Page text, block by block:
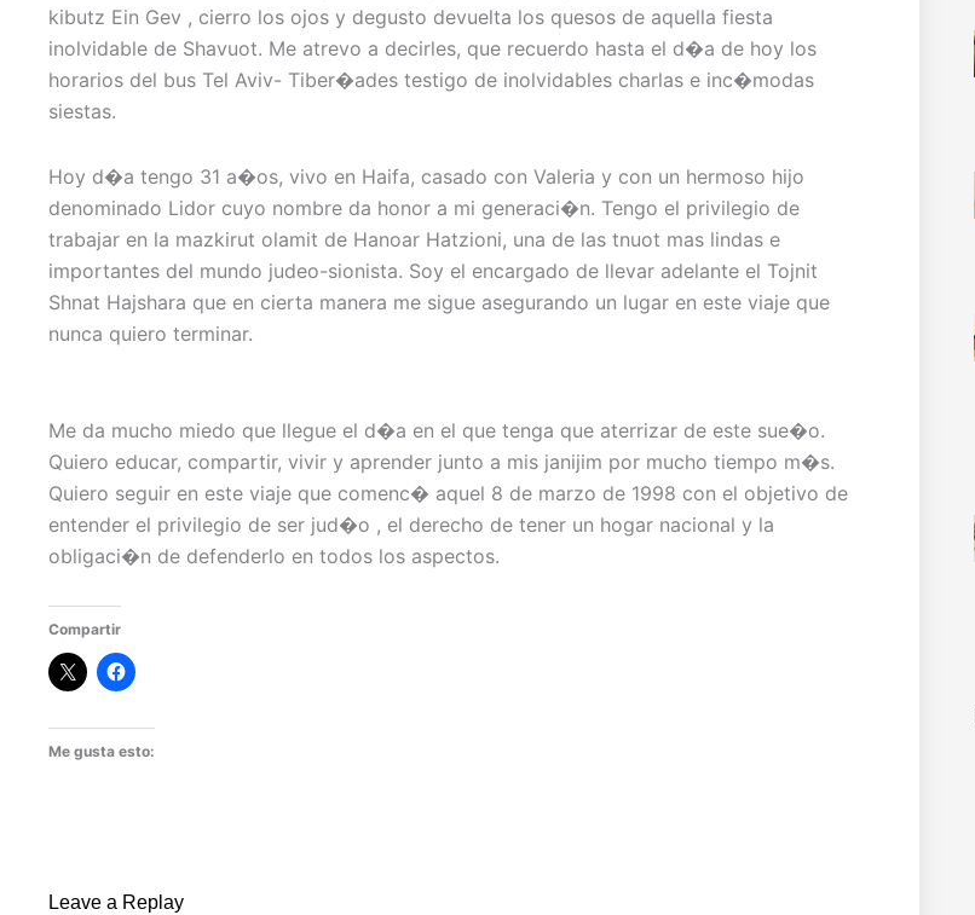
kibutz Ein Gev , cierro los ojos y degusto devuelta los quesos de aquella fiesta
inolvidable de Shavuot. Me atrevo a decirles, que recuerdo hasta el d�a de hoy los
horarios del bus Tel Aviv- Tiber�ades testigo de inolvidables charlas e inc�modas
siestas.
Hoy d�a tengo 31 a�os, vivo en Haifa, casado con Valeria y con un hermoso hijo
denominado Lidor cuyo nombre da honor a mi generaci�n. Tengo el privilegio de
trabajar en la mazkirut olamit de Hanoar Hatzioni, una de las tnuot mas lindas e
importantes del mundo judeo-sionista. Soy el encargado de llevar adelante el Tojnit
Shnat Hajshara que en cierta manera me sigue asegurando un lugar en este viaje que
nunca quiero terminar.
Me da mucho miedo que llegue el d�a en el que tenga que aterrizar de este sue�o.
Quiero educar, compartir, vivir y aprender junto a mis janijim por mucho tiempo m�s.
Quiero seguir en este viaje que comenc� aquel 8 de marzo de 1998 con el objetivo de
entender el privilegio de ser jud�o , el derecho de tener un hogar nacional y la
obligaci�n de defenderlo en todos los aspectos.
Compartir
Me gusta esto:
Leave a Replay